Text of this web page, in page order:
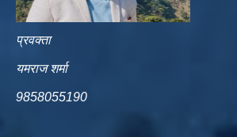
प्रवक्ता
यमराज शर्मा
9858055190